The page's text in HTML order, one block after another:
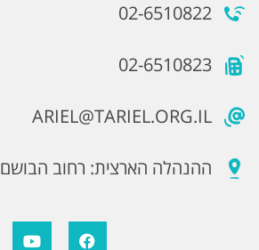
02-6510822
02-6510823
ARIEL@TARIEL.ORG.IL
ההנהלה הארצית: רחוב הבושם 11, גילה ירושלים